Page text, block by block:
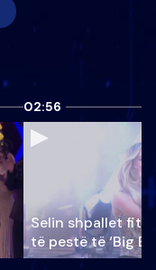
02:56
Selin shpallet
të pestë të ‘Big